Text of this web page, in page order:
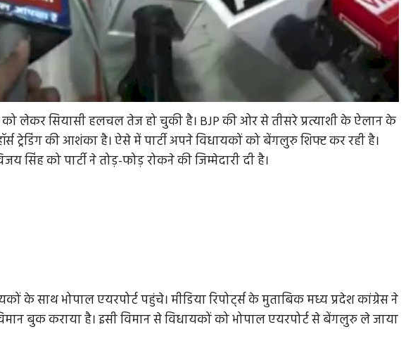
को लेकर सियासी हलचल तेज हो चुकी है। BJP की ओर से तीसरे प्रत्याशी के ऐलान के
ट्रेडिंग की आशंका है। ऐसे में पार्टी अपने विधायकों को बेंगलुरु शिफ्ट कर रही है।
सिंह को पार्टी ने तोड़-फोड़ रोकने की जिम्मेदारी दी है।
के साथ भोपाल एयरपोर्ट पहुंचे। मीडिया रिपोर्ट्स के मुताबिक मध्य प्रदेश कांग्रेस ने
बुक कराया है। इसी विमान से विधायकों को भोपाल एयरपोर्ट से बेंगलुरु ले जाया